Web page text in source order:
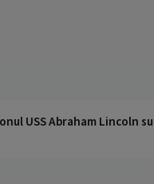
USS Abraham